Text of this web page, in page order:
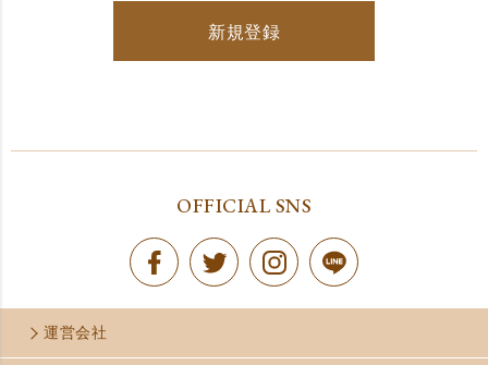
新規登録
OFFICIAL SNS
運営会社